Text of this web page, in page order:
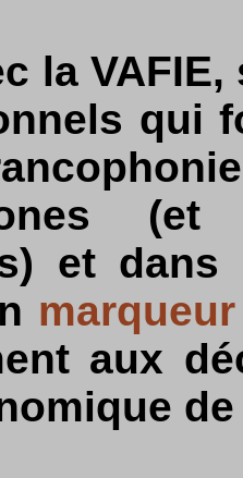
la
qui
et
aux